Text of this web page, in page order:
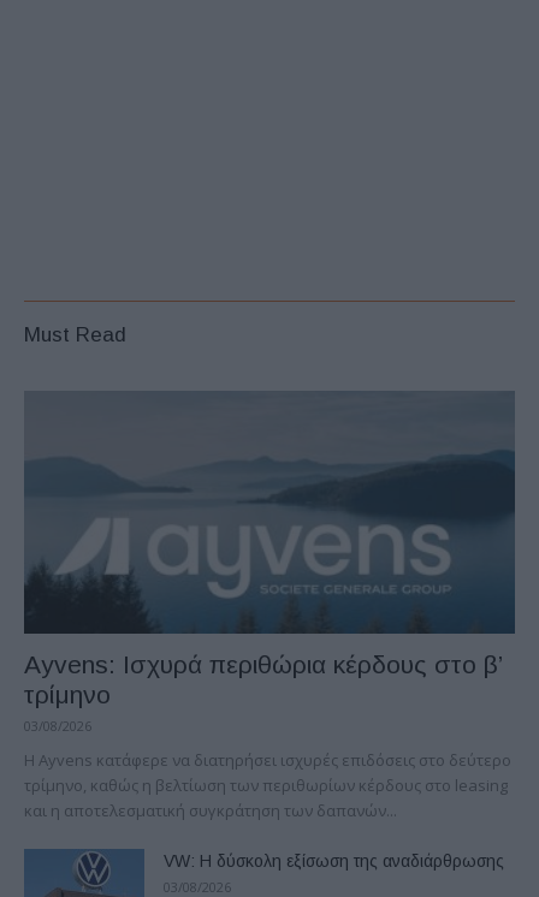
Must Read
Ayvens: Iσχυρά περιθώρια κέρδους στο β’
τρίμηνο
03/08/2026
Η Ayvens κατάφερε να διατηρήσει ισχυρές επιδόσεις στο δεύτερο
τρίμηνο, καθώς η βελτίωση των περιθωρίων κέρδους στο leasing
και η αποτελεσματική συγκράτηση των δαπανών...
VW: Η δύσκολη εξίσωση της αναδιάρθρωσης
03/08/2026